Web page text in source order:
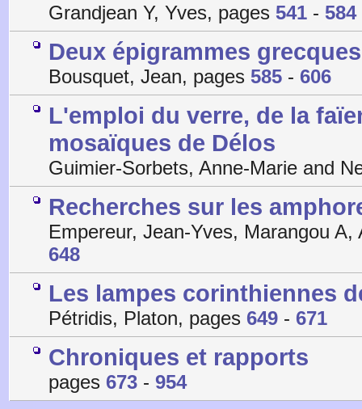
Grandjean Y, Yves, pages 541 - 584
Deux épigrammes
Bousquet, Jean, pages 585 - 606
L'emploi du verre, de la
mosaïques de Délos
Guimier-Sorbets, Anne-Marie and
Recherches sur les
Empereur, Jean-Yves, Marangou
648
Les lampes corinthiennes
Pétridis, Platon, pages 649 - 671
Chroniques et rapports
pages 673 - 954